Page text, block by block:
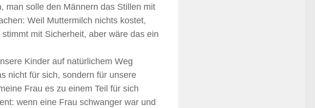
man solle den Männern das Stillen mit
Weil Muttermilch nichts kostet,
mit Sicherheit, aber wäre das ein
Kinder auf natürlichem Weg
nicht für sich, sondern für unsere
Frau es zu einem Teil für sich
wenn eine Frau schwanger war und